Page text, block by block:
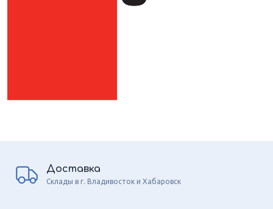
Доставка
Склады в г. Владивосток и Хабаровск